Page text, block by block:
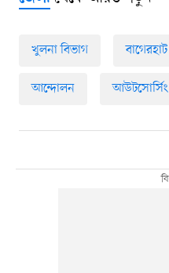
খুলনা বিভাগ বাগেরহাট
আন্দোলন আউটসোর্সিং